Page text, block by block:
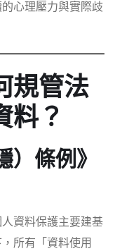
心理壓力與實際歧
規管法
料？
）條例》
資料保護主要建基
所有「資料使用